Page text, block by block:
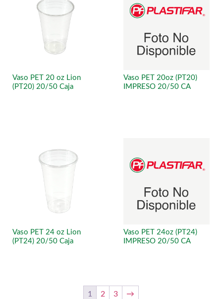
Vaso PET 20 oz Lion
(PT20) 20/50 Caja
Vaso PET 20oz (PT20)
IMPRESO 20/50 CA
Vaso PET 24 oz Lion
(PT24) 20/50 Caja
Vaso PET 24oz (PT24)
IMPRESO 20/50 CA
1 2 3 →